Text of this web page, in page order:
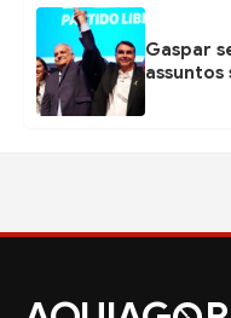
Gaspar
assuntos